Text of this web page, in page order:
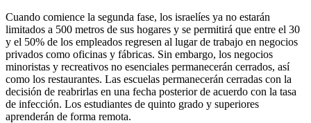
Cuando comience la segunda fase, los israelíes ya no estarán
limitados a 500 metros de sus hogares y se permitirá que entre el 30
y el 50% de los empleados regresen al lugar de trabajo en negocios
privados como oficinas y fábricas. Sin embargo, los negocios
minoristas y recreativos no esenciales permanecerán cerrados, así
como los restaurantes. Las escuelas permanecerán cerradas con la
decisión de reabrirlas en una fecha posterior de acuerdo con la tasa
de infección. Los estudiantes de quinto grado y superiores
aprenderán de forma remota.